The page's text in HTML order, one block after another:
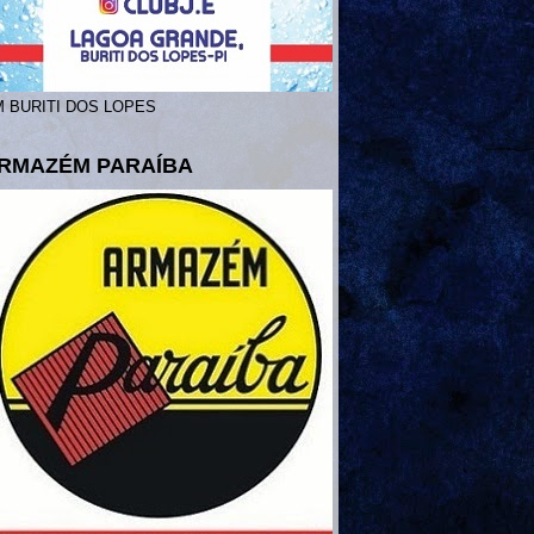
BURITI DOS LOPES
PARAÍBA